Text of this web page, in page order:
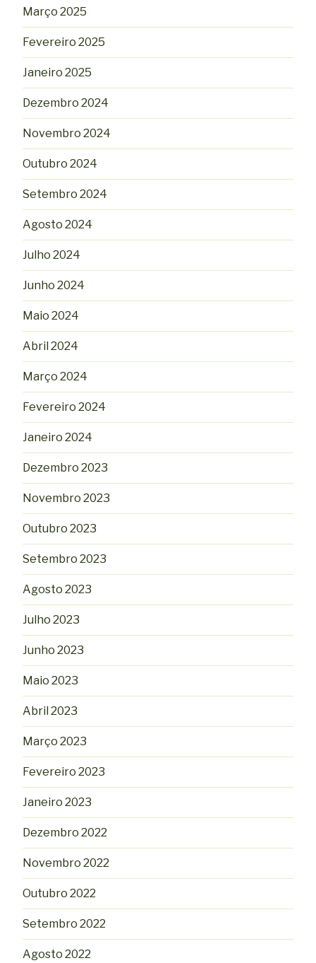
Março 2025
Fevereiro 2025
Janeiro 2025
Dezembro 2024
Novembro 2024
Outubro 2024
Setembro 2024
Agosto 2024
Julho 2024
Junho 2024
Maio 2024
Abril 2024
Março 2024
Fevereiro 2024
Janeiro 2024
Dezembro 2023
Novembro 2023
Outubro 2023
Setembro 2023
Agosto 2023
Julho 2023
Junho 2023
Maio 2023
Abril 2023
Março 2023
Fevereiro 2023
Janeiro 2023
Dezembro 2022
Novembro 2022
Outubro 2022
Setembro 2022
Agosto 2022